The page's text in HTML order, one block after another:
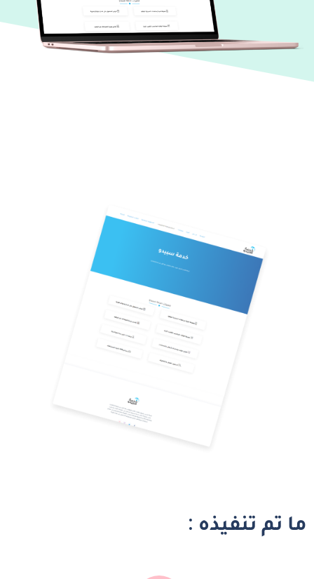
ما تم تنفيذه :